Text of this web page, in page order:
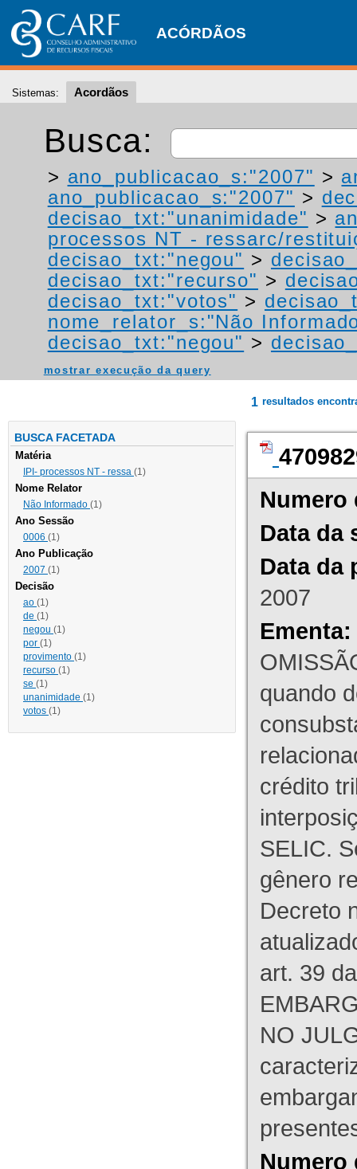
ACÓRDÃOS
Sistemas: Acordãos
Busca:
> ano_publicacao_s:"2007" >
ano_publicacao_s:"2007" >
decisao_txt:"unanimidade" >
processos NT - ressarc/
decisao_txt:"negou" >
decisao_txt:"recurso" >
decisao_txt:"votos" >
nome_relator_s:"Não
decisao_txt:"negou" >
mostrar execução da query
BUSCA FACETADA
Matéria
IPI- processos NT - ressa (1)
Nome Relator
Não Informado (1)
Ano Sessão
0006 (1)
Ano Publicação
2007 (1)
Decisão
ao (1)
de (1)
negou (1)
por (1)
provimento (1)
recurso (1)
se (1)
unanimidade (1)
votos (1)
1 resultados
Numero
Data da
Data da
2007
Ementa:
quando
crédito
SELIC.
gênero
Decreto
art. 39
NO
Numero